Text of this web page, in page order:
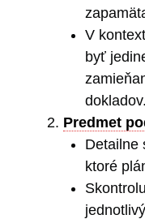
V
byť
dokladov.
Predmet
Detailne
ktoré